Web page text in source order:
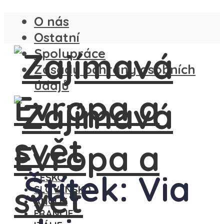
O nás
Ostatní
Spolupráce
Zásady ochrany osobních
údajů
ČESKO
SLOVENSKO
ANGLIE
FRANCIE
Štítek: Via